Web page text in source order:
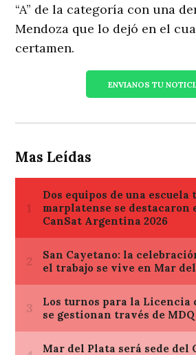
“A” de la categoría con una
Mendoza que lo dejó en el
certamen.
ENVIANOS TU
Mas Leídas